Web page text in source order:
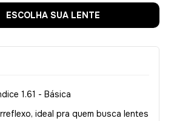
ESCOLHA SUA LENTE
1.61 - Básica
ideal pra quem busca lentes